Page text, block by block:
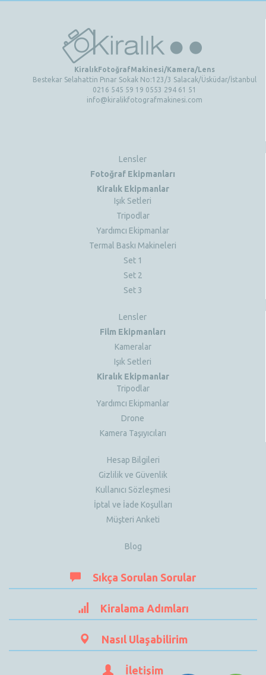
KiralıkFotoğrafMakinesi/Kamera/Lens
Bestekar Selahattin Pınar Sokak No:123/3 Salacak/Üsküdar/İstanbul
0216 545 59 19 0553 294 61 51
info@kiralikfotografmakinesi.com
Lensler
Fotoğraf Ekipmanları
Kiralık Ekipmanlar
Işık Setleri
Tripodlar
Yardımcı Ekipmanlar
Termal Baskı Makineleri
Set 1
Set 2
Set 3
Lensler
Film Ekipmanları
Kameralar
Işık Setleri
Kiralık Ekipmanlar
Tripodlar
Yardımcı Ekipmanlar
Drone
Kamera Taşıyıcıları
Hesap Bilgileri
Gizlilik ve Güvenlik
Kullanıcı Sözleşmesi
İptal ve İade Koşulları
Müşteri Anketi
Blog
Sıkça Sorulan Sorular
Kiralama Adımları
Nasıl Ulaşabilirim
İletişim